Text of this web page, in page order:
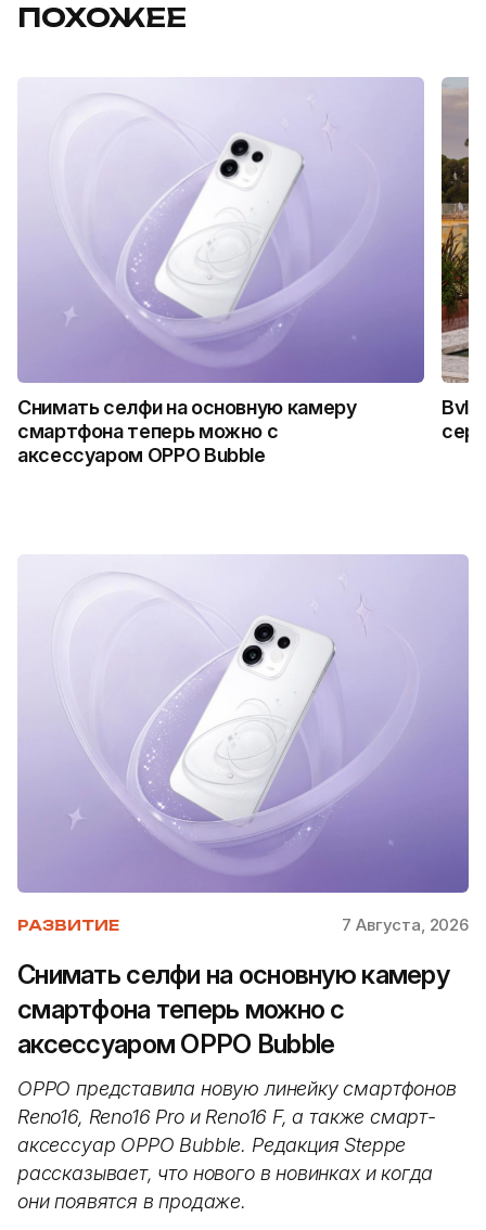
ПОХОЖЕЕ
Снимать селфи на основную камеру
смартфона теперь можно с
аксессуаром OPPO Bubble
РАЗВИТИЕ 7 Августа, 2026
Снимать селфи на основную камеру
смартфона теперь можно с
аксессуаром OPPO Bubble
OPPO представила новую линейку смартфонов
Reno16, Reno16 Pro и Reno16 F, а также смарт-
аксессуар OPPO Bubble. Редакция Steppe
рассказывает, что нового в новинках и когда
они появятся в продаже.